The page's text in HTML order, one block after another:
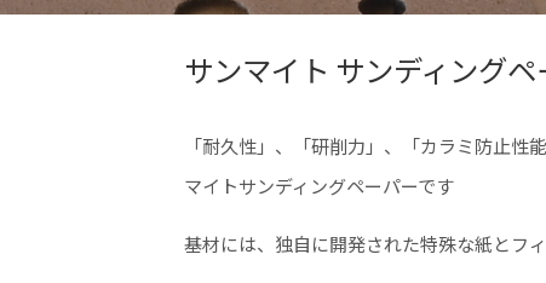
サンマイト サンディング
「耐久性」、「研削力」、「カラミ防止
マイトサンディングペーパーです
基材には、独自に開発された特殊な紙とフ